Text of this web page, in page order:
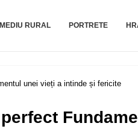
MEDIU RURAL PORTRETE
unei vieți a intinde și fericite